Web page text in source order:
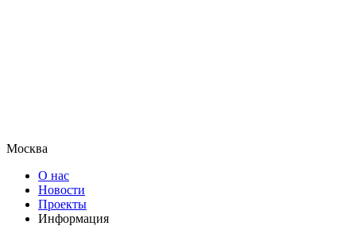
Москва
О нас
Новости
Проекты
Информация